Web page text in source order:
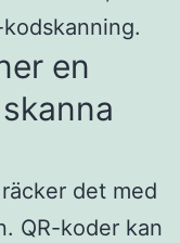
en
det med
QR-koder kan